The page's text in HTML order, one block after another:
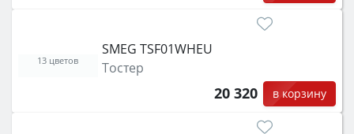
SMEG TSF01WHEU
Тостер
20 320 в корзину
13 цветов